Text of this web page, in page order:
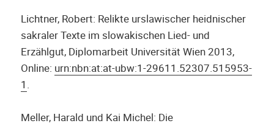
Lichtner, Robert: Relikte urslawischer heidnischer
sakraler Texte im slowakischen Lied- und
Erzählgut, Diplomarbeit Universität Wien 2013,
Online: urn:nbn:at:at-ubw:1-29611.52307.515953-
1 .
Meller, Harald und Kai Michel: Die